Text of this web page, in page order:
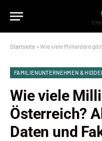
Startseite » Wie viele Milliardäre gibt es
FAMILIENUNTERNEHMEN &
Wie viele
Österreich?
Daten und